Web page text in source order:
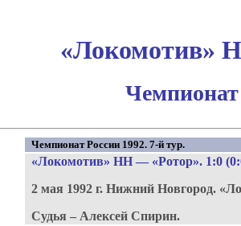
«Локомотив»
Чемпионат
Чемпионат России 1992. 7-й тур.
«Локомотив» НН— «Ротор». 1:0
2 мая 1992 г. Нижний Новгород.
Судья – Алексей Спирин.